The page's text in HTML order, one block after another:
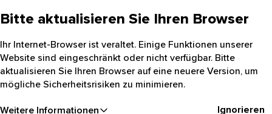
Bitte aktualisieren Sie Ihren Browser
Ihr Internet-Browser ist veraltet. Einige Funktionen unserer
Website sind eingeschränkt oder nicht verfügbar. Bitte
aktualisieren Sie Ihren Browser auf eine neuere Version, um
mögliche Sicherheitsrisiken zu minimieren.
Weitere Informationen Ignorieren